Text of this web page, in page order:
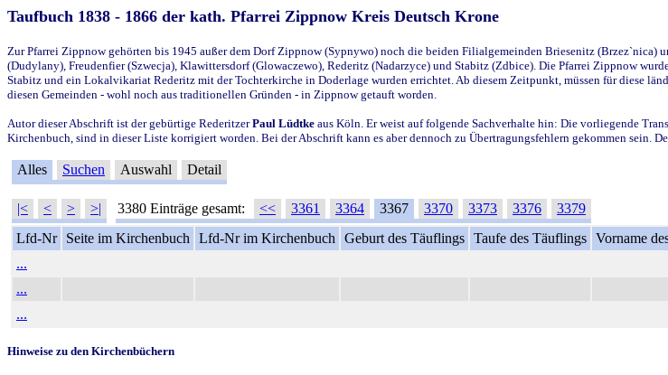
Taufbuch 1838 - 1866 der kath. Pfarrei Zippnow Kreis Deutsch Krone
Zur Pfarrei Zippnow gehörten bis 1945 außer dem Dorf Zippnow (Sypnywo) noch die beiden Filialgemeinden Briesenitz (Brzez`nica)
(Dudylany), Freudenfier (Szwecja), Klawittersdorf (Glowaczewo), Rederitz (Nadarzyce) und Stabitz (Zdbice). Die Pfarrei Zippnow
Stabitz und ein Lokalvikariat Rederitz mit der Tochterkirche in Doderlage wurden errichtet. Ab diesem Zeitpunkt, müssen für diese
diesen Gemeinden - wohl noch aus traditionellen Gründen - in Zippnow getauft worden.
Autor dieser Abschrift ist der gebürtige RederitzerPaul Lüdtke aus Köln. Er weist auf folgende Sachverhalte hin: Die vorliegende
Kirchenbuch, sind in dieser Liste korrigiert worden. Bei der Abschrift kann es aber dennoch zu Übertragungsfehlern gekommen sein.
Alles Suchen Auswahl Detail
|< < > >| 3380 Einträge gesamt: << 3361 3364 3367 3370 3373 3376
3379
Lfd-Nr
Seite im Kirchenbuch Lfd-Nr im Kirchenbuch Geburt des Täuflings Taufe des Täuflings Vorname
...
...
...
Hinweise zu den Kirchenbüchern